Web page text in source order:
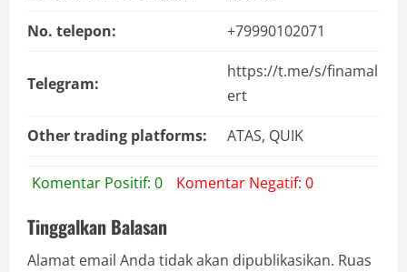
No. telepon:
+79990102071
Telegram:
https://t.me/s/finamal
ert
Other trading platforms:
ATAS, QUIK
Komentar Positif: 0 Komentar Negatif: 0
Tinggalkan Balasan
Alamat email Anda tidak akan dipublikasikan. Ruas